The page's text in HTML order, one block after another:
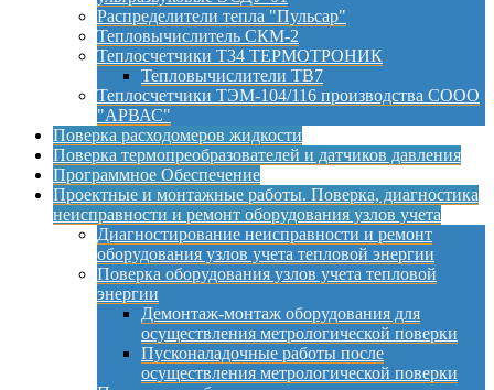
Распределители тепла "Пульсар"
Тепловычислитель СКМ-2
Теплосчетчики Т34 ТЕРМОТРОНИК
Тепловычислители ТВ7
Теплосчетчики ТЭМ-104/116 производства СООО
"АРВАС"
Поверка расходомеров жидкости
Поверка термопреобразователей и датчиков давления
Программное Обеспечение
Проектные и монтажные работы. Поверка, диагностика
неисправности и ремонт оборудования узлов учета
Диагностирование неисправности и ремонт
оборудования узлов учета тепловой энергии
Поверка оборудования узлов учета тепловой
энергии
Демонтаж-монтаж оборудования для
осуществления метрологической поверки
Пусконаладочные работы после
осуществления метрологической поверки